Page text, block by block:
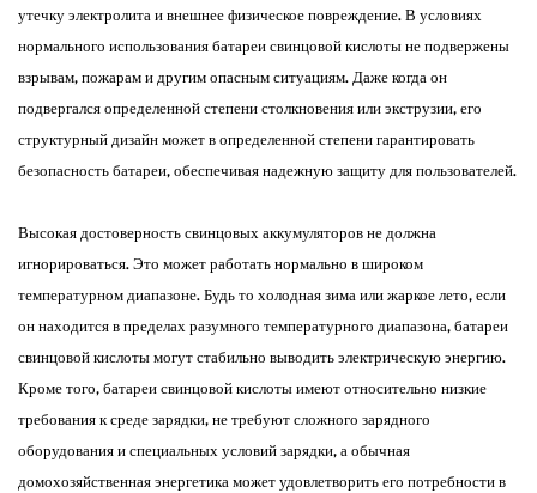
утечку электролита и внешнее физическое повреждение. В условиях
нормального использования батареи свинцовой кислоты не подвержены
взрывам, пожарам и другим опасным ситуациям. Даже когда он
подвергался определенной степени столкновения или экструзии, его
структурный дизайн может в определенной степени гарантировать
безопасность батареи, обеспечивая надежную защиту для пользователей.
Высокая достоверность свинцовых аккумуляторов не должна
игнорироваться. Это может работать нормально в широком
температурном диапазоне. Будь то холодная зима или жаркое лето, если
он находится в пределах разумного температурного диапазона, батареи
свинцовой кислоты могут стабильно выводить электрическую энергию.
Кроме того, батареи свинцовой кислоты имеют относительно низкие
требования к среде зарядки, не требуют сложного зарядного
оборудования и специальных условий зарядки, а обычная
домохозяйственная энергетика может удовлетворить его потребности в